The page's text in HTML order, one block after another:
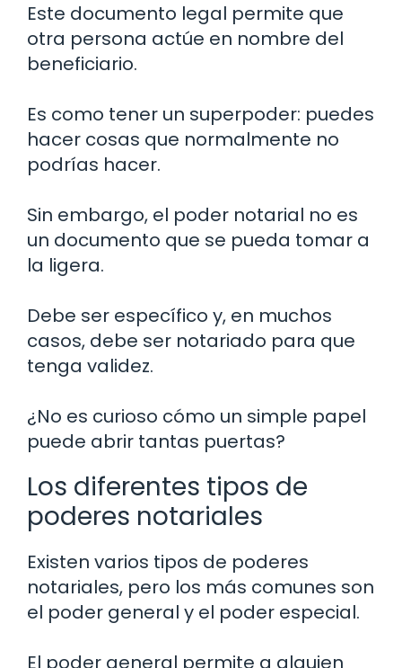
Este documento legal permite que
otra persona actúe en nombre del
beneficiario.
Es como tener un superpoder: puedes
hacer cosas que normalmente no
podrías hacer.
Sin embargo, el poder notarial no es
un documento que se pueda tomar a
la ligera.
Debe ser específico y, en muchos
casos, debe ser notariado para que
tenga validez.
¿No es curioso cómo un simple papel
puede abrir tantas puertas?
Los diferentes tipos de
poderes notariales
Existen varios tipos de poderes
notariales, pero los más comunes son
el poder general y el poder especial.
El poder general permite a alguien